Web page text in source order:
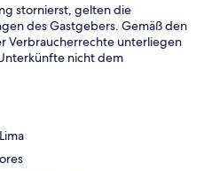
stornierst, gelten die
des Gastgebers. Gemäß den
Verbraucherrechte unterliegen
nicht dem